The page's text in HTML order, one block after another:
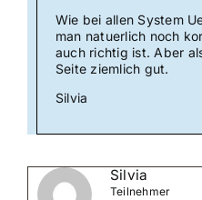
Wie bei allen System
man natuerlich noch
auch richtig ist. Aber
Seite ziemlich gut.
Silvia
Silvia
Teilnehmer